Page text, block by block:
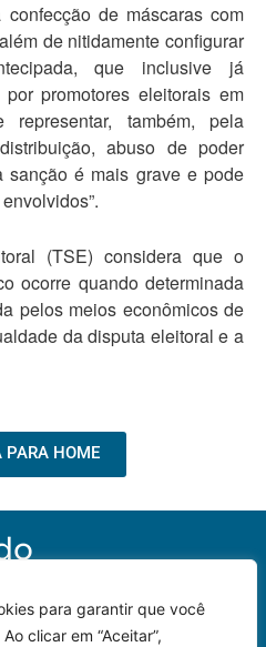
para garantir que você
clicar em “Aceitar”,
confecção de máscaras com
de nitidamente configurar
que inclusive já
promotores eleitorais em
representar, também, pela
abuso de poder
sanção é mais grave e pode
(TSE) considera que o
ocorre quando determinada
pelos meios econômicos de
da disputa eleitoral e a
PARA HOME